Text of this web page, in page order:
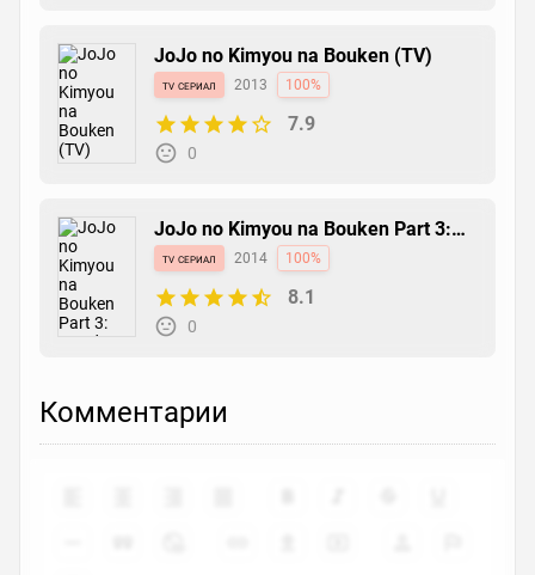
JoJo no Kimyou na Bouken (TV)
tv сериал 2013 100%
7.9
0
JoJo no Kimyou na Bouken Part 3:
Stardust Crusaders
tv сериал 2014 100%
8.1
0
Комментарии